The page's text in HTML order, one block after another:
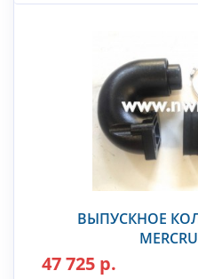
ВЫПУСКНОЕ
47 725 р.